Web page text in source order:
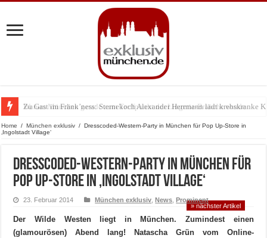
Zu Gast im Fränk’ness: Sternekoch Alexander Herrmann lädt krebskranke
Warum München gerade zum Treffpunkt der Lingerie-Branche wurde
Home / München exklusiv / Dresscoded-Western-Party in München für Pop Up-Store in
‚Ingolstadt Village‘
Dresscoded-Western-Party in München für
Pop Up-Store in ‚Ingolstadt Village‘
23. Februar 2014 München exklusiv ,News ,Prominent
» nächster Artikel
Der Wilde Westen liegt in München. Zumindest einen
(glamourösen) Abend lang! Natascha Grün vom Online-